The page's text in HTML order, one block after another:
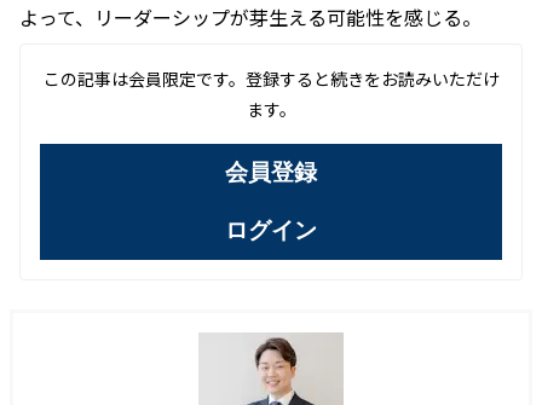
よって、リーダーシップが芽生える可能性を感じる。
この記事は会員限定です。登録すると続きをお読みいただけ
ます。
会員登録
ログイン